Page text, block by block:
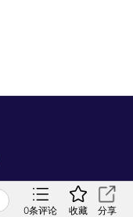
0条评论 收藏 分享